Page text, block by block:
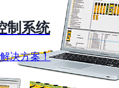
制系统
决方案！